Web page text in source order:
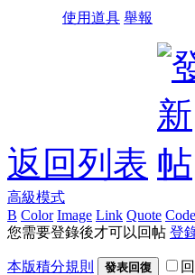
使用道具 舉報
返回列表
高級模式
B Color Image Link Quote Code
您需要登錄後才可以回帖 登
本版積分規則 發表回復